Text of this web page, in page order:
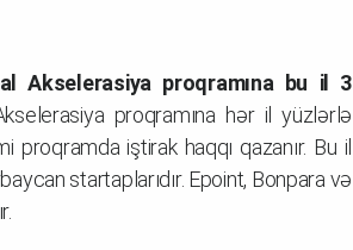
Akselerasiya proqramına bu il 3
proqramına hər il yüzlərlə
iştirak haqqı qazanır. Bu il
startaplarıdır. Epoint, Bonpara və